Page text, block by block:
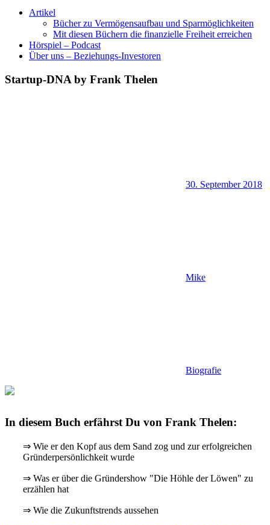
Artikel
Bücher zu Vermögensaufbau und Sparmöglichkeiten
Mit diesen Büchern die finanzielle Freiheit erreichen
Hörspiel – Podcast
Über uns – Beziehungs-Investoren
Startup-DNA by Frank Thelen
30. September 2018
Mike
Biografie
In diesem Buch erfährst Du von Frank Thelen:
⇒ Wie er den Kopf aus dem Sand zog und zur erfolgreichen
Gründerpersönlichkeit wurde
⇒ Was er über die Gründershow "Die Höhle der Löwen" zu
erzählen hat
⇒ Wie die Zukunftstrends aussehen